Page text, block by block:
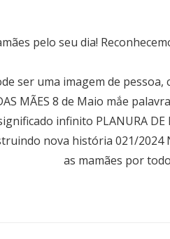
pelo seu dia!